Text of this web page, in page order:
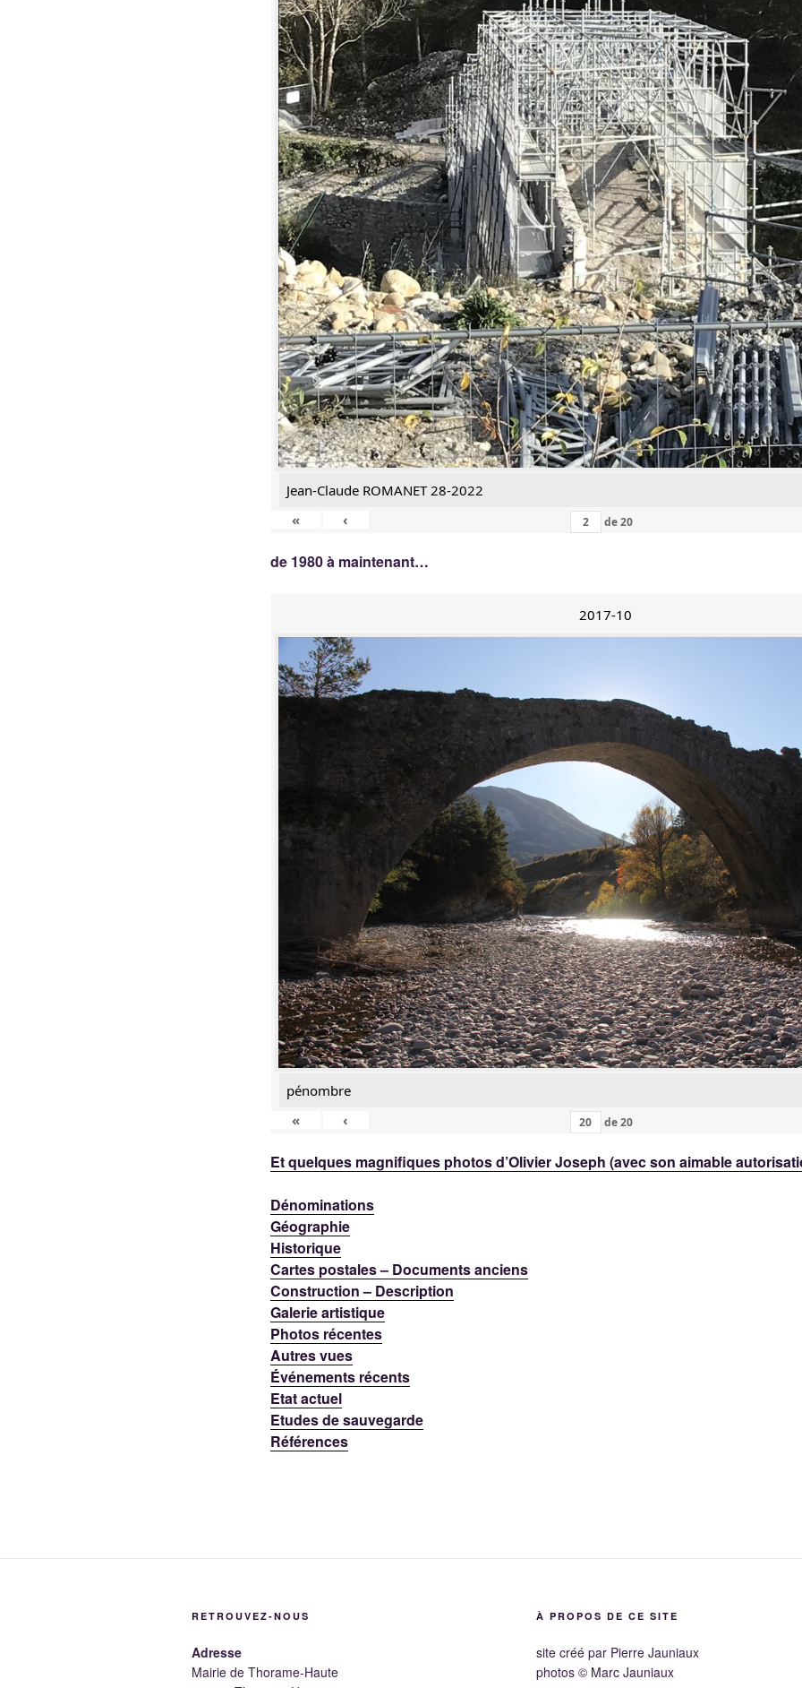
Jean-Claude ROMANET 28-2022
«
‹ de20
de 1980 à maintenant…
2017-10
pénombre
«
‹ de20
Et quelques magnifiques photos d’Olivier Joseph (avec son aimable
Dénominations
Géographie
Historique
Cartes postales – Documents anciens
Construction – Description
Galerie artistique
Photos récentes
Autres vues
Événements récents
Etat actuel
Etudes de sauvegarde
Références
RETROUVEZ-NOUS
Adresse
Mairie de Thorame-Haute
À PROPOS DE CE SITE
site créé par Pierre Jauniaux
photos © Marc Jauniaux